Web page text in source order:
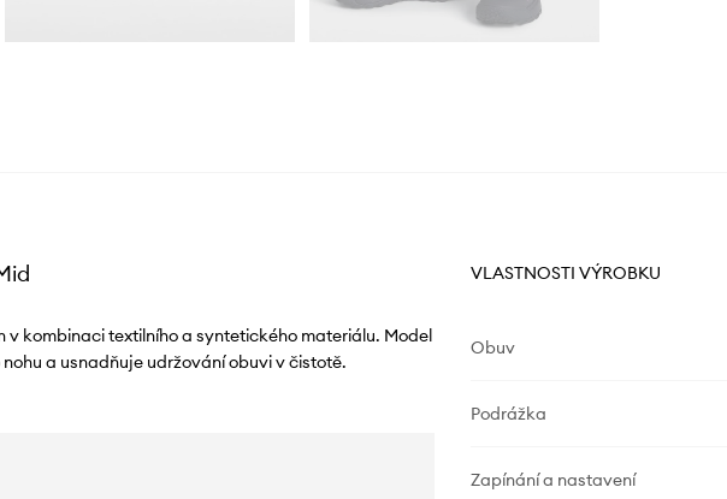
v kombinaci textilního a syntetického materiálu. Model
a usnadňuje udržování obuvi v čistotě.
VLASTNOSTI VÝROBKU
Obuv
Podrážka
Zapínání a nastavení